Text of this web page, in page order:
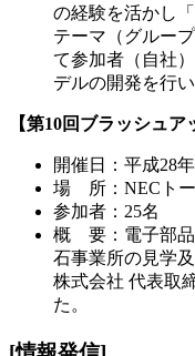
の経験を活かし
テーマ（グルー
て参加者（自社
デルの開発を行
【第10回ブラッシュア
開催日：平成28
場 所：NECトー
参加者：25名
概 要：‌電子部品
石事業所の見学
株式会社 代表取
た。